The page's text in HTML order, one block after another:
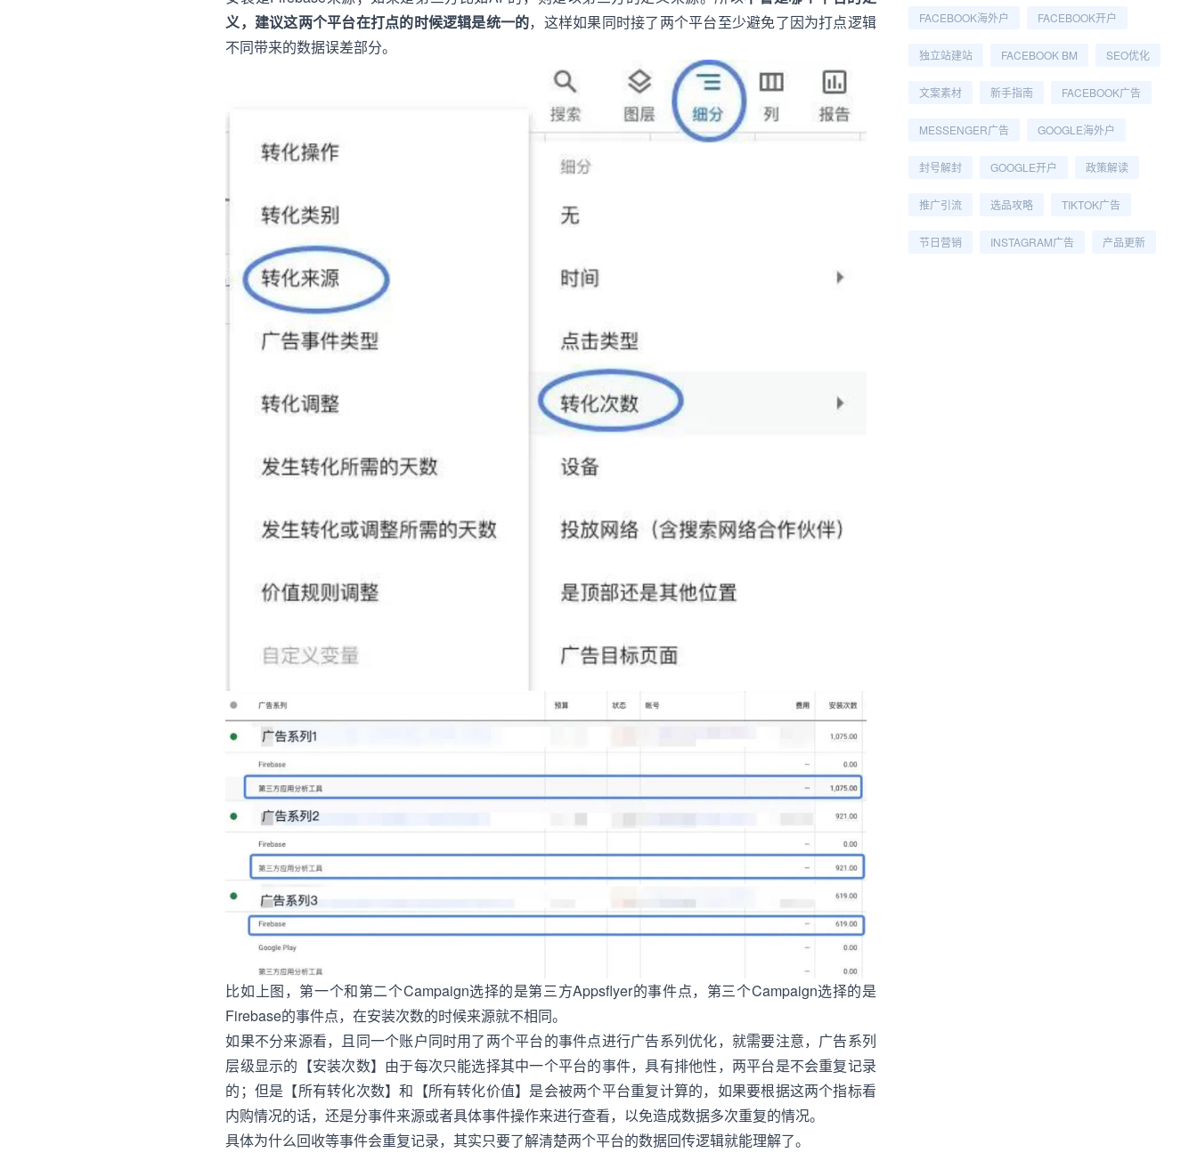
义，建议这两个平台在打点的时候逻辑是统一的，这样如果同时接了两个平台至少避免了因为打点逻辑
不同带来的数据误差部分。
比如上图，第一个和第二个Campaign选择的是第三方Appsflyer的事件点，第三个Campaign选择的是
Firebase的事件点，在安装次数的时候来源就不相同。
如果不分来源看，且同一个账户同时用了两个平台的事件点进行广告系列优化，就需要注意，广告系列
层级显示的【安装次数】由于每次只能选择其中一个平台的事件，具有排他性，两平台是不会重复记录
的；但是【所有转化次数】和【所有转化价值】是会被两个平台重复计算的，如果要根据这两个指标看
内购情况的话，还是分事件来源或者具体事件操作来进行查看，以免造成数据多次重复的情况。
具体为什么回收等事件会重复记录，其实只要了解清楚两个平台的数据回传逻辑就能理解了。
FACEBOOK海外户 FACEBOOK开户
独立站建站 FACEBOOK BM SEO优化
文案素材 新手指南 FACEBOOK广告
MESSENGER广告 GOOGLE海外户
封号解封 GOOGLE开户 政策解读
推广引流 选品攻略 TIKTOK广告
节日营销 INSTAGRAM广告 产品更新